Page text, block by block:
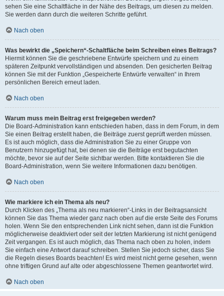
sehen Sie eine Schaltfläche in der Nähe des Beitrags, um diesen zu melden.
Sie werden dann durch die weiteren Schritte geführt.
Nach oben
Was bewirkt die „Speichern“-Schaltfläche beim Schreiben eines Beitrags?
Hiermit können Sie die geschriebene Entwürfe speichern und zu einem
späteren Zeitpunkt vervollständigen und absenden. Den gesicherten Beitrag
können Sie mit der Funktion „Gespeicherte Entwürfe verwalten“ in Ihrem
persönlichen Bereich erneut laden.
Nach oben
Warum muss mein Beitrag erst freigegeben werden?
Die Board-Administration kann entschieden haben, dass in dem Forum, in dem
Sie einen Beitrag erstellt haben, die Beiträge zuerst geprüft werden müssen.
Es ist auch möglich, dass die Administration Sie zu einer Gruppe von
Benutzern hinzugefügt hat, bei denen sie die Beiträge erst begutachten
möchte, bevor sie auf der Seite sichtbar werden. Bitte kontaktieren Sie die
Board-Administration, wenn Sie weitere Informationen dazu benötigen.
Nach oben
Wie markiere ich ein Thema als neu?
Durch Klicken des „Thema als neu markieren“-Links in der Beitragsansicht
können Sie das Thema wieder ganz nach oben auf die erste Seite des Forums
holen. Wenn Sie den entsprechenden Link nicht sehen, dann ist die Funktion
möglicherweise deaktiviert oder seit der letzten Markierung ist nicht genügend
Zeit vergangen. Es ist auch möglich, das Thema nach oben zu holen, indem
Sie einfach eine Antwort darauf schreiben. Stellen Sie jedoch sicher, dass Sie
die Regeln dieses Boards beachten! Es wird meist nicht gerne gesehen, wenn
ohne triftigen Grund auf alte oder abgeschlossene Themen geantwortet wird.
Nach oben